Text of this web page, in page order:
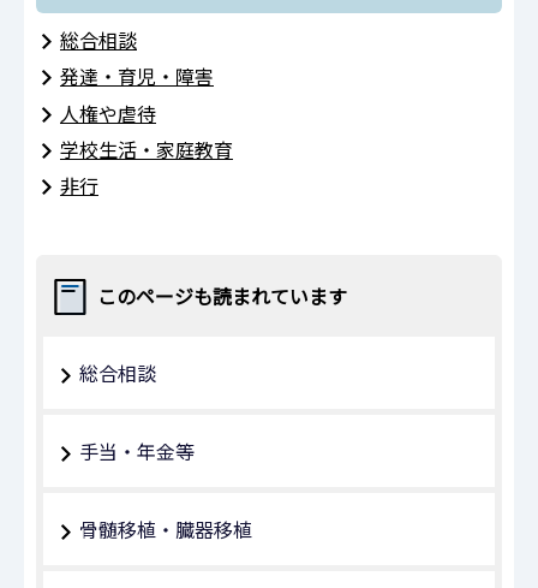
総合相談
発達・育児・障害
人権や虐待
学校生活・家庭教育
非行
このページも読まれています
総合相談
手当・年金等
骨髄移植・臓器移植